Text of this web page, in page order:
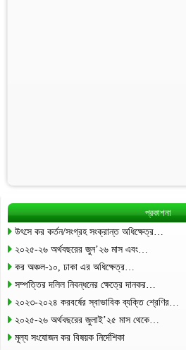
প্রকাশনা
উৎসে কর কর্তন/সংগ্রহ সংক্রান্ত অধিক্ষেত্র…
২০২৫-২৬ অর্থবছরের জুন’২৬ মাস এবং…
কর অঞ্চল-১০, ঢাকা এর অধিক্ষেত্র…
সম্পত্তির দলিল নিবন্ধনের ক্ষেত্রে দানকর…
২০২৩-২০২৪ করবর্ষের স্বাভাবিক ব্যক্তি শ্রেণির…
২০২৫-২৬ অর্থবছরের জুলাই’২৫ মাস থেকে…
মূল্য সংযোজন কর বিষয়ক নির্দেশিকা